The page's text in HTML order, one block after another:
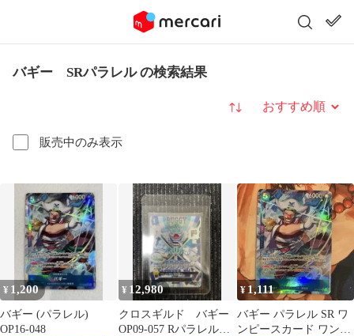
バギー SRパラレル の検索結果
販売中のみ表示
並び替え
¥ 1,200
バギー (パラレル)
OP16-048
¥ 12,980
クロスギルド バギー
OP09-057 Rパラレル
¥ 1,111
バギー パラレル SR ワ
ンピースカード ワンピ